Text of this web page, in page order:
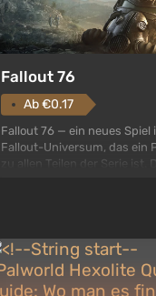
Fallout 76
Ab €0.17
Fallout 76 — ein neues Spiel
Fallout-Universum, das ein
zu allen Teilen der Serie ist.
nach dem Abwurf von
auf Amerika geöffnet wird.